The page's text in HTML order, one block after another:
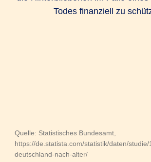
Todes finanziell zu
Quelle: Statistisches Bundesamt,
https://de.statista.com/statistik/daten/
deutschland-nach-alter/